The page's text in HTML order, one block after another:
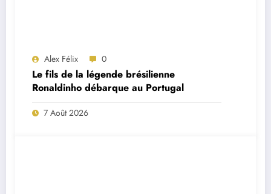
Alex Félix 0
Le fils de la légende brésilienne
Ronaldinho débarque au Portugal
7 Août 2026